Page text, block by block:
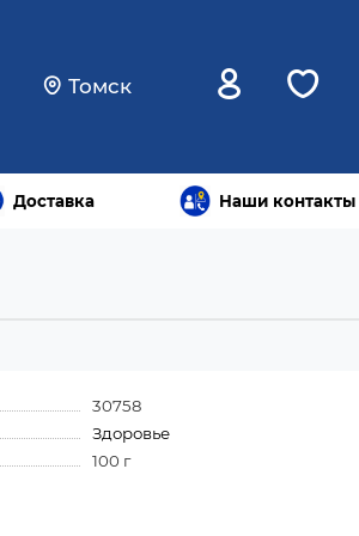
Томск
Доставка Наши контакты
30758
Здоровье
100 г